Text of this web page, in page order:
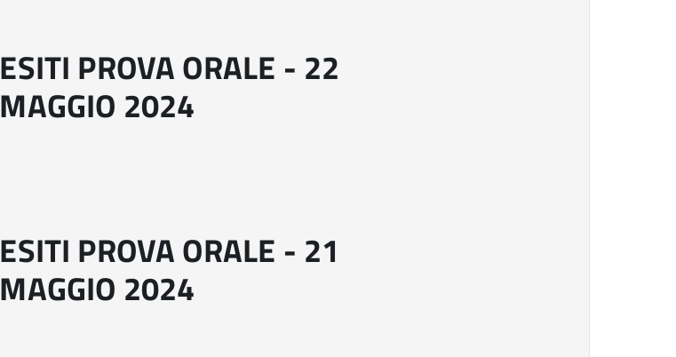
ESITI PROVA ORALE - 22
MAGGIO 2024
ESITI PROVA ORALE - 21
MAGGIO 2024